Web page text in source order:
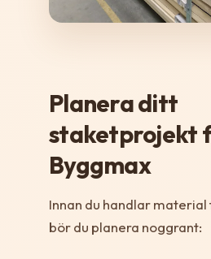
Planera ditt
staketprojekt
Byggmax
Innan du handlar
bör du planera noggrant: